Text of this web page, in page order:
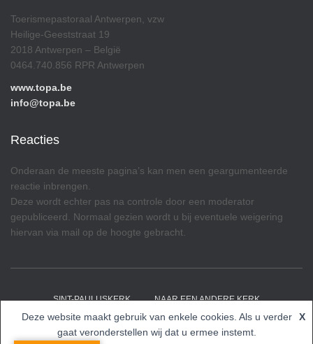
Toerismepastoraal Antwerpen, vzw
Heilige-Geeststraat 19
2018 Antwerpen – België
0464.740.856 RPR Antwerpen
www.topa.be
info@topa.be
Reacties
Onderaan de meeste pagina’s kan men een geargumenteerde
reactie inbrengen.
Deze wordt echter pas na controle door een moderator
gepubliceerd. Normaal gezien wordt u bij eventuele weigering
hiervan via mail op de hoogte gebracht.
SINT-PAULUSKERK NAAR EEN ANDERE KERK
Hestia | Ontwikkeld door ThemeIsle
Deze website maakt gebruik van enkele cookies. Als u verder
gaat veronderstellen wij dat u ermee instemt.
X